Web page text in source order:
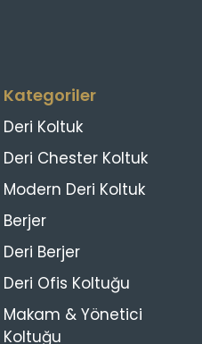
Kategoriler
Deri Koltuk
Deri Chester Koltuk
Modern Deri Koltuk
Berjer
Deri Berjer
Deri Ofis Koltuğu
Makam & Yönetici
Koltuğu